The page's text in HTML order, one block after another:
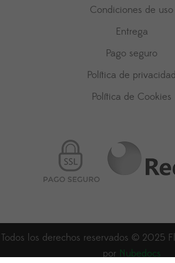
Condiciones de uso
Entrega
Pago seguro
Política de privacidad
Política de Cookies
Todos los derechos reservados © 2025
por Nubedocs